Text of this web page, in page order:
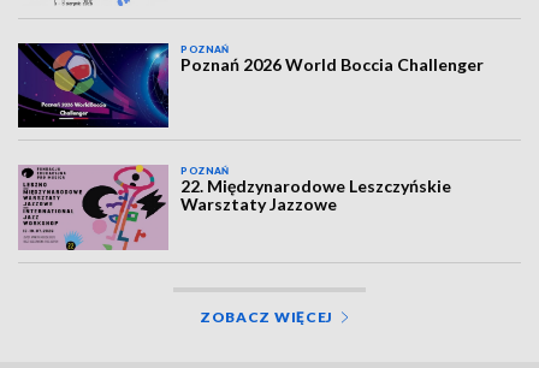
POZNAŃ
Poznań 2026 World Boccia Challenger
POZNAŃ
22. Międzynarodowe Leszczyńskie
Warsztaty Jazzowe
ZOBACZ WIĘCEJ